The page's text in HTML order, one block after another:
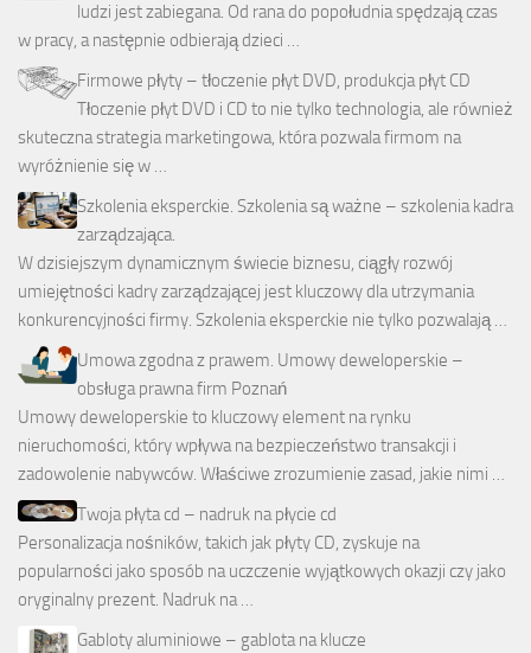
ludzi jest zabiegana. Od rana do popołudnia spędzają czas
w pracy, a następnie odbierają dzieci …
Firmowe płyty – tłoczenie płyt DVD, produkcja płyt CD
Tłoczenie płyt DVD i CD to nie tylko technologia, ale również
skuteczna strategia marketingowa, która pozwala firmom na
wyróżnienie się w …
Szkolenia eksperckie. Szkolenia są ważne – szkolenia kadra
zarządzająca.
W dzisiejszym dynamicznym świecie biznesu, ciągły rozwój
umiejętności kadry zarządzającej jest kluczowy dla utrzymania
konkurencyjności firmy. Szkolenia eksperckie nie tylko pozwalają …
Umowa zgodna z prawem. Umowy deweloperskie –
obsługa prawna firm Poznań
Umowy deweloperskie to kluczowy element na rynku
nieruchomości, który wpływa na bezpieczeństwo transakcji i
zadowolenie nabywców. Właściwe zrozumienie zasad, jakie nimi …
Twoja płyta cd – nadruk na płycie cd
Personalizacja nośników, takich jak płyty CD, zyskuje na
popularności jako sposób na uczczenie wyjątkowych okazji czy jako
oryginalny prezent. Nadruk na …
Gabloty aluminiowe – gablota na klucze